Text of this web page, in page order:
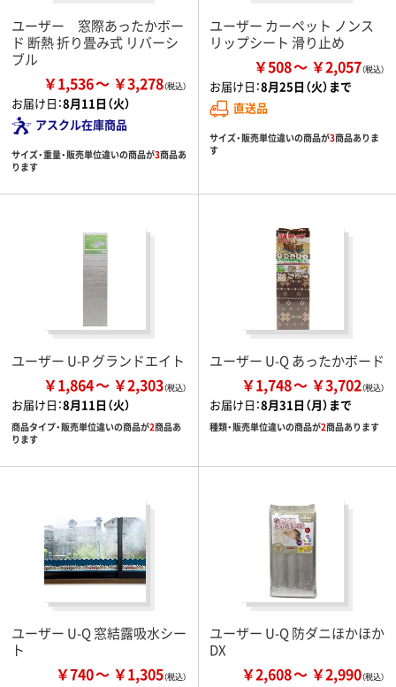
ユーザー 窓際あったかボー
ド 断熱 折り畳み式 リバーシ
ブル
￥1,536 ￥3,278
お届け日：8月11日（火）
アスクル在庫商品
サイズ・重量・販売単位違いの商品が3商品あ
ります
ユーザー カーペット ノンス
リップシート 滑り止め
￥508 ￥2,057
お届け日：8月25日（火）まで
直送品
サイズ・販売単位違いの商品が3商品ありま
す
ユーザー U-P グランドエイト
￥1,864 ￥2,303
お届け日：8月11日（火）
商品タイプ・販売単位違いの商品が2商品あ
ります
ユーザー U-Q あったかボード
￥1,748 ￥3,702
お届け日：8月31日（月）まで
種類・販売単位違いの商品が2商品あります
ユーザー U-Q 窓結露吸水シー
ト
￥740 ￥1,305
ユーザー U-Q 防ダニほかほか
DX
￥2,608 ￥2,990